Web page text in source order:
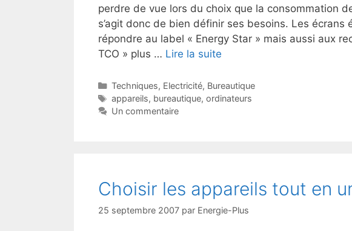
perdre de vue lors du choix que la consommation
s’agit donc de bien définir ses besoins. Les
répondre au label « Energy Star » mais aussi aux
TCO » plus … Lire la suite
Catégories
Techniques, Electricité, Bureautique
Étiquettes
appareils, bureautique, ordinateurs
Un commentaire
Choisir les appareils tout en
25 septembre 2007 par Energie-Plus